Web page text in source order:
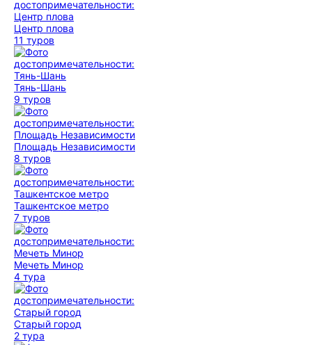
Центр плова
11 туров
Тянь-Шань
9 туров
Площадь Независимости
8 туров
Ташкентское метро
7 туров
Мечеть Минор
4 тура
Старый город
2 тура